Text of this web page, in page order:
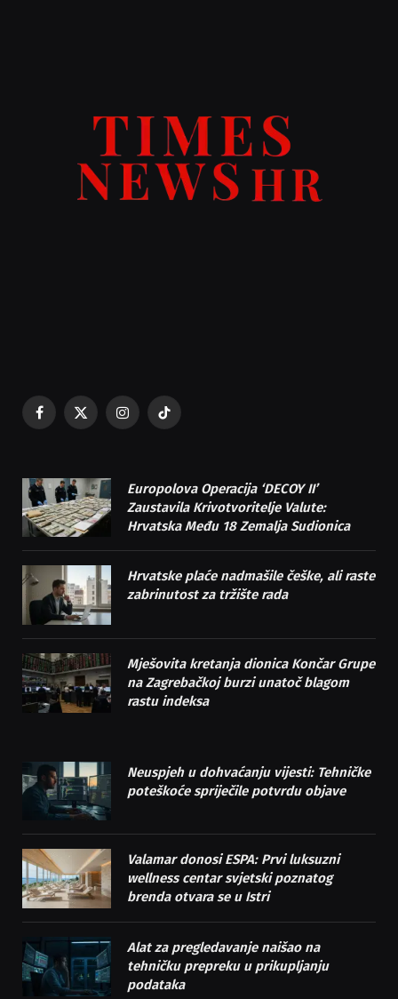
Facebook
X
InstagramTikTok
Europolova Operacija ‘DECOY II’
Zaustavila Krivotvoritelje Valute:
Hrvatska Među 18 Zemalja Sudionica
Hrvatske plaće nadmašile češke, ali raste
zabrinutost za tržište rada
Mješovita kretanja dionica Končar Grupe
na Zagrebačkoj burzi unatoč blagom
rastu indeksa
Neuspjeh u dohvaćanju vijesti: Tehničke
poteškoće spriječile potvrdu objave
Valamar donosi ESPA: Prvi luksuzni
wellness centar svjetski poznatog
brenda otvara se u Istri
Alat za pregledavanje naišao na
tehničku prepreku u prikupljanju
podataka